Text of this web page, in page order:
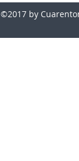
©2017 by